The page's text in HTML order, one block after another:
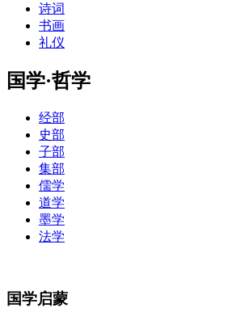
诗词
书画
礼仪
国学·哲学
经部
史部
子部
集部
儒学
道学
墨学
法学
国学启蒙